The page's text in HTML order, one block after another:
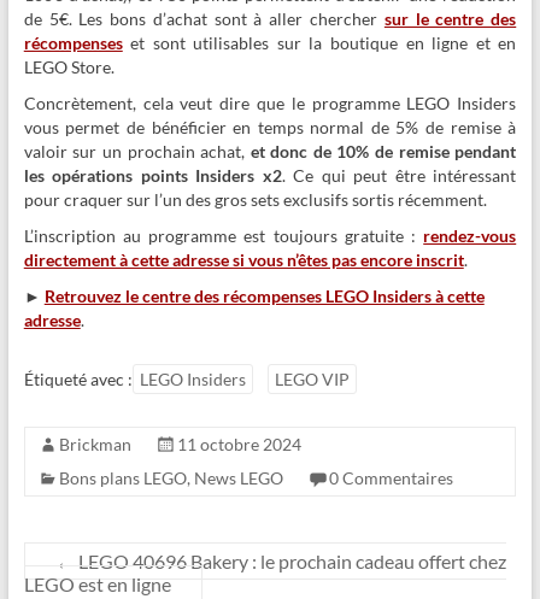
de 5€. Les bons d’achat sont à aller chercher sur le centre des
récompenseset sont utilisables sur la boutique en ligne et en
LEGO Store.
Concrètement, cela veut dire que le programme LEGO Insiders
vous permet de bénéficier en temps normal de 5% de remise à
valoir sur un prochain achat, et donc de 10% de remise pendant
les opérations points Insiders x2. Ce qui peut être intéressant
pour craquer sur l’un des gros sets exclusifs sortis récemment.
L’inscription au programme est toujours gratuite : rendez-vous
directement à cette adresse si vous n’êtes pas encore inscrit.
► Retrouvez le centre des récompenses LEGO Insiders à cette
adresse.
Étiqueté avec : LEGO Insiders LEGO VIP
Brickman
11 octobre 2024
Bons plans LEGO, News LEGO 0 Commentaires
←
LEGO 40696 Bakery : le prochain cadeau offert chez
LEGO est en ligne